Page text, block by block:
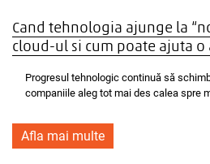
Cand tehnologia ajunge la
cloud-ul si cum poate ajuta o
Progresul tehnologic continuă să
companiile aleg tot mai des calea spre
Afla mai multe